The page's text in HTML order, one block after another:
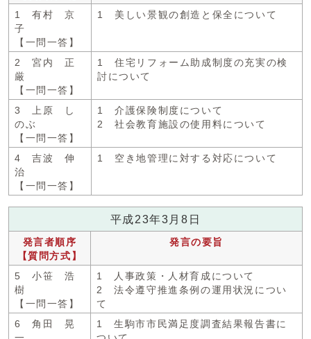
1 有村 京
子
【一問一答】
1 美しい景観の創造と保全について
2 宮内 正
厳
【一問一答】
1 住宅リフォーム助成制度の充実の検
討について
3 上原 し
のぶ
【一問一答】
1 介護保険制度について
2 社会教育施設の使用料について
4 吉波 伸
治
【一問一答】
1 空き地管理に対する対応について
平成23年3月8日
発言者順序
【質問方式】
発言の要旨
5 小笹 浩
樹
【一問一答】
1 人事政策・人材育成について
2 法令遵守推進条例の運用状況につい
て
6 角田 晃
1 生駒市市民満足度調査結果報告書に